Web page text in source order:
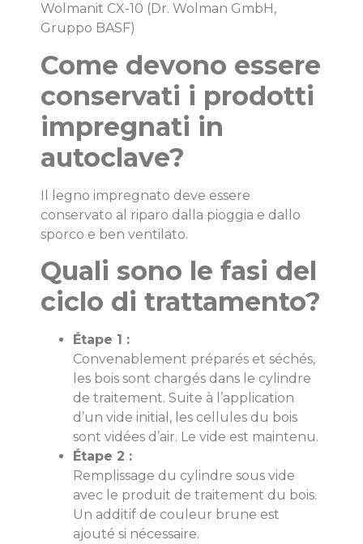
Wolmanit CX-10 (Dr. Wolman GmbH,
Gruppo BASF)
Come devono essere
conservati i prodotti
impregnati in
autoclave?
Il legno impregnato deve essere
conservato al riparo dalla pioggia e dallo
sporco e ben ventilato.
Quali sono le fasi del
ciclo di trattamento?
Étape 1 :
Convenablement préparés et séchés,
les bois sont chargés dans le cylindre
de traitement. Suite à l’application
d’un vide initial, les cellules du bois
sont vidées d’air. Le vide est maintenu.
Étape 2 :
Remplissage du cylindre sous vide
avec le produit de traitement du bois.
Un additif de couleur brune est
ajouté si nécessaire.